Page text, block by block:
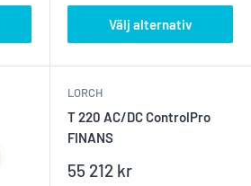
Välj alternativ
LORCH
T 220 AC/DC ControlPro
FINANS
Reapris
55 212 kr